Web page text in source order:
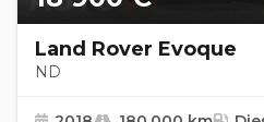
Land Rover Evoque
ND